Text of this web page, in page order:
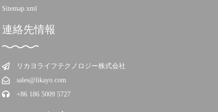
Sitemap.xml
連絡先情報
リカヨライフテクノロジー株式会社
sales@likayo.com
+86 186 5009 5727